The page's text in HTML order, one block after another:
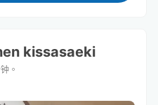
kissasaeki
。